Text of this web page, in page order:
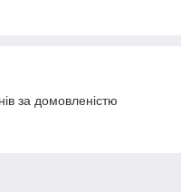
за домовленістю